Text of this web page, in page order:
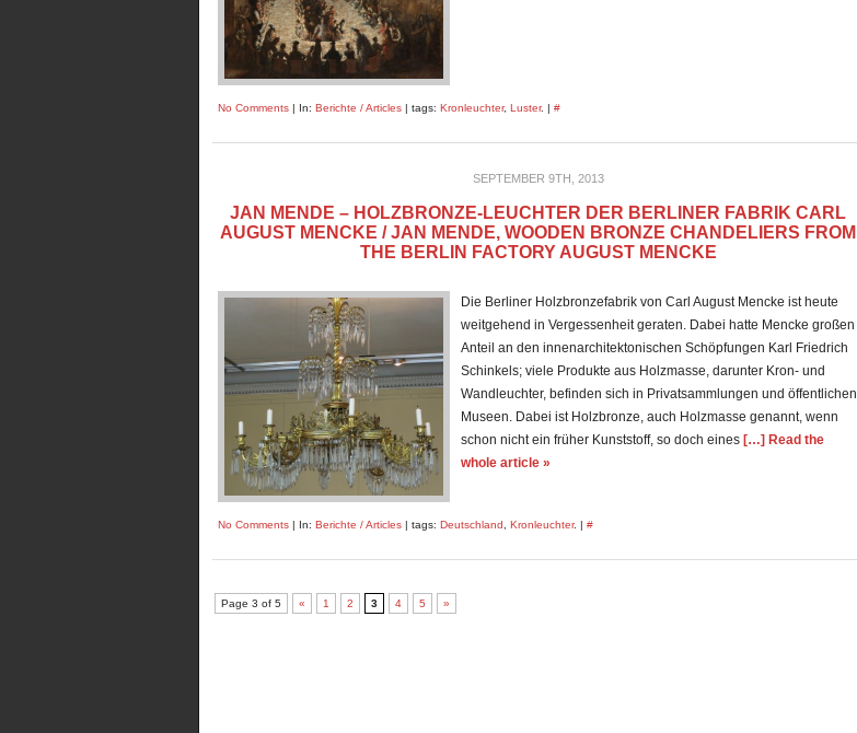
No Comments | In: Berichte / Articles | tags: Kronleuchter, Luster. | #
SEPTEMBER 9TH, 2013
JAN MENDE – HOLZBRONZE-LEUCHTER DER BERLINER FABRIK CARL
AUGUST MENCKE / JAN MENDE, WOODEN BRONZE CHANDELIERS FROM
THE BERLIN FACTORY AUGUST MENCKE
Die Berliner Holzbronzefabrik von Carl August Mencke ist heute
weitgehend in Vergessenheit geraten. Dabei hatte Mencke großen
Anteil an den innenarchitektonischen Schöpfungen Karl Friedrich
Schinkels; viele Produkte aus Holzmasse, darunter Kron- und
Wandleuchter, befinden sich in Privatsammlungen und öffentlichen
Museen. Dabei ist Holzbronze, auch Holzmasse genannt, wenn
schon nicht ein früher Kunststoff, so doch eines […] Read the
whole article »
No Comments | In: Berichte / Articles | tags: Deutschland , Kronleuchter. | #
Page 3 of 5 « 1 2 3 4 5 »